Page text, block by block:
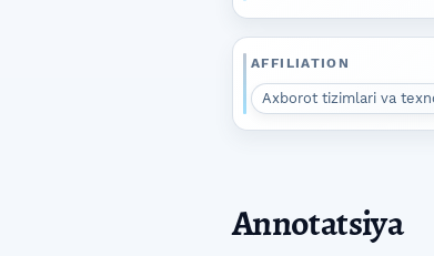
AFFILIATION
Axborot tizimlari va
Annotatsiya